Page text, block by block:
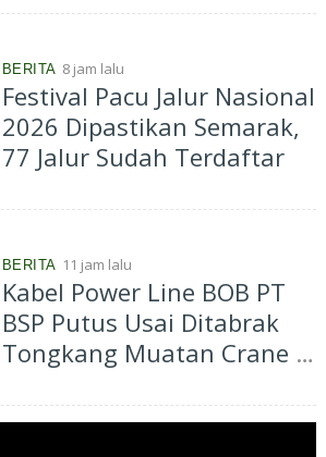
BERITA 8 jam lalu
Festival Pacu Jalur Nasional
2026 Dipastikan Semarak,
77 Jalur Sudah Terdaftar
BERITA 11 jam lalu
Kabel Power Line BOB PT
BSP Putus Usai Ditabrak
Tongkang Muatan Crane di
Perawang